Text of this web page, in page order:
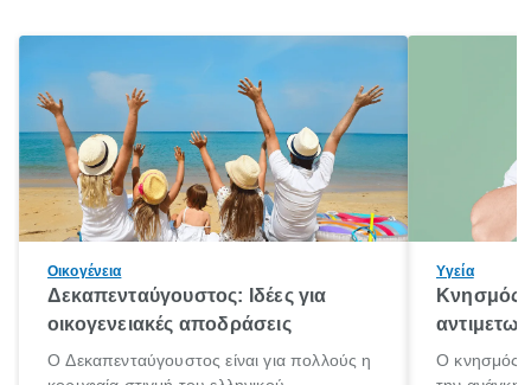
Οικογένεια
Δεκαπενταύγουστος: Ιδέες για
οικογενειακές αποδράσεις
Ο Δεκαπενταύγουστος είναι για πολλούς η
Υγεία
Κνησμός:
Ο κνησμός